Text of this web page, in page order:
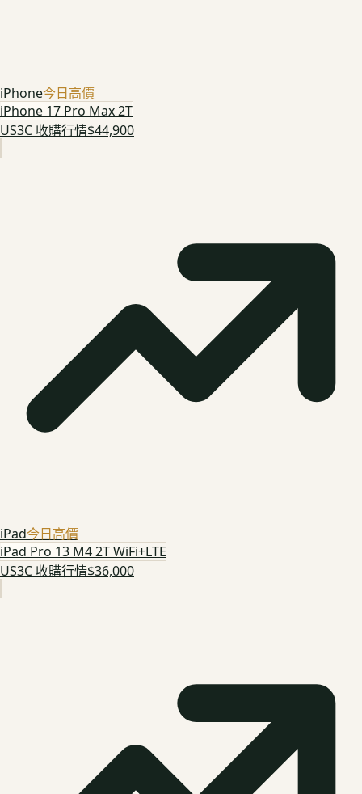
iPhone今日高價
iPhone 17 Pro Max 2T
US3C 收購行情$44,900
iPad今日高價
iPad Pro 13 M4 2T WiFi+LTE
US3C 收購行情$36,000